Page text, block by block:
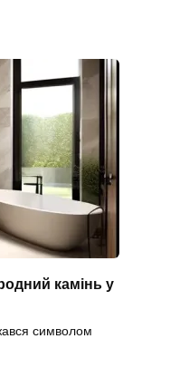
камінь у
символом